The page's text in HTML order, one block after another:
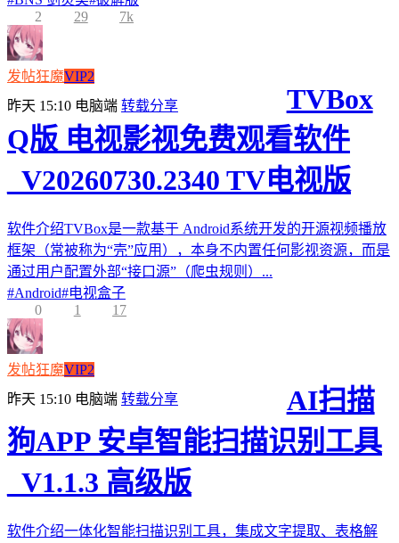
2
29 7k
发帖狂魔VIP2
昨天 15:10 电脑端 转载分享
TVBox
Q版 电视影视免费观看软件
_V20260730.2340 TV电视版
软件介绍TVBox是一款基于 Android系统开发的开源视频播放
框架（常被称为“壳”应用），本身不内置任何影视资源，而是
通过用户配置外部“接口源”（爬虫规则）...
#Android#电视盒子
0
1 17
发帖狂魔VIP2
昨天 15:10 电脑端 转载分享
AI扫描
狗APP 安卓智能扫描识别工具
_V1.1.3 高级版
软件介绍一体化智能扫描识别工具，集成文字提取、表格解